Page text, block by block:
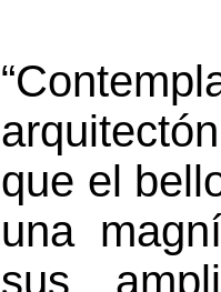
que el
una
sus